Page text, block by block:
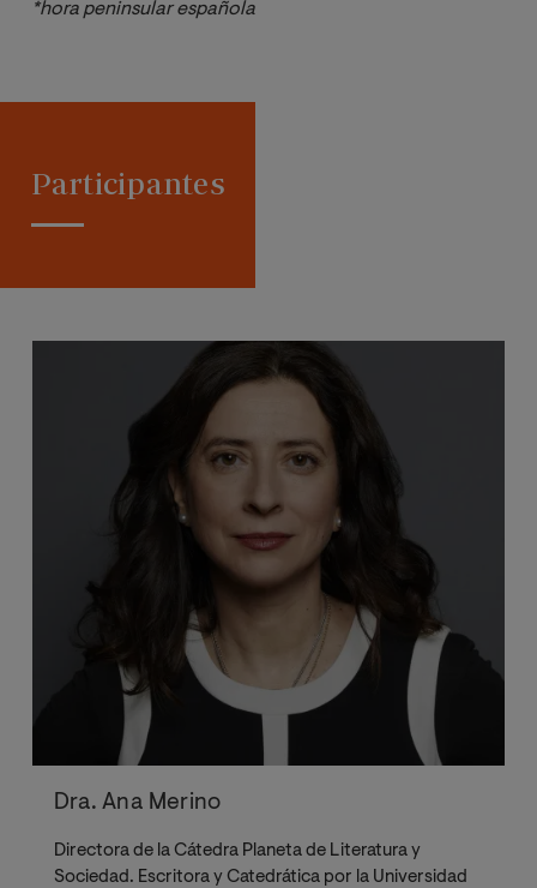
*hora peninsular española
Participantes
Dra. Ana Merino
Directora de la Cátedra Planeta de Literatura y
Sociedad. Escritora y Catedrática por la Universidad